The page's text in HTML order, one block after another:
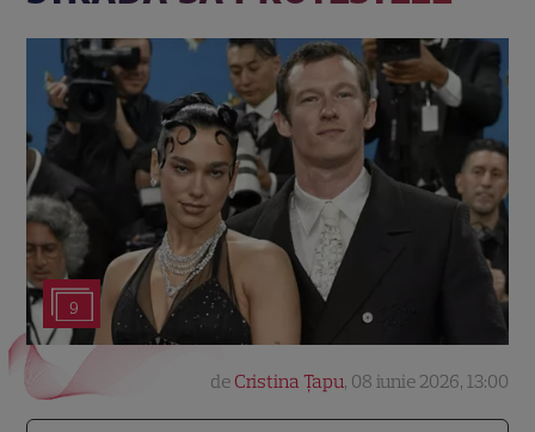
9
de Cristina Țapu, 08 iunie 2026, 13:00